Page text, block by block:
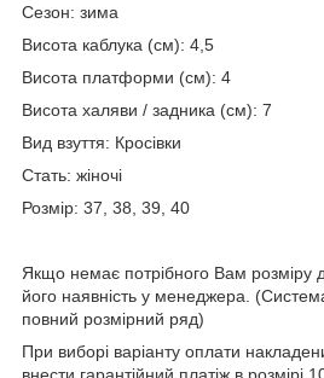
Сезон: зима
Висота каблука (см): 4,5
Висота платформи (см): 4
Висота халяви / задника (см): 7
Вид взуття: Кросівки
Стать: жіночі
Розмір: 37, 38, 39, 40
Якщо немає потрібного Вам розміру
його наявність у менеджера.
повний розмірний ряд)
При виборі варіанту оплати
внести гарантійний платіж в розмірі